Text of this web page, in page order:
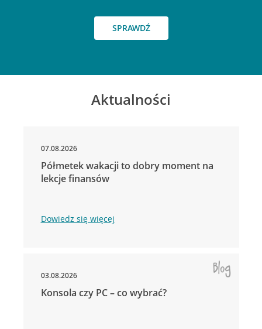
SPRAWDŹ
Aktualności
07.08.2026
Półmetek wakacji to dobry moment na
lekcje finansów
Dowiedz się więcej
03.08.2026
Konsola czy PC – co wybrać?